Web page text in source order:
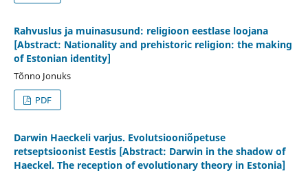
Rahvuslus ja muinasusund: religioon eestlase loojana
[Abstract: Nationality and prehistoric religion: the making
of Estonian identity]
Tõnno Jonuks
PDF
Darwin Haeckeli varjus. Evolutsiooniõpetuse
retseptsioonist Eestis [Abstract: Darwin in the shadow of
Haeckel. The reception of evolutionary theory in Estonia]